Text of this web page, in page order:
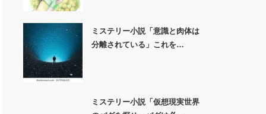
ミステリー小説「意識と肉体は
分離されている」これを…
ミステリー小説「仮想現実世界